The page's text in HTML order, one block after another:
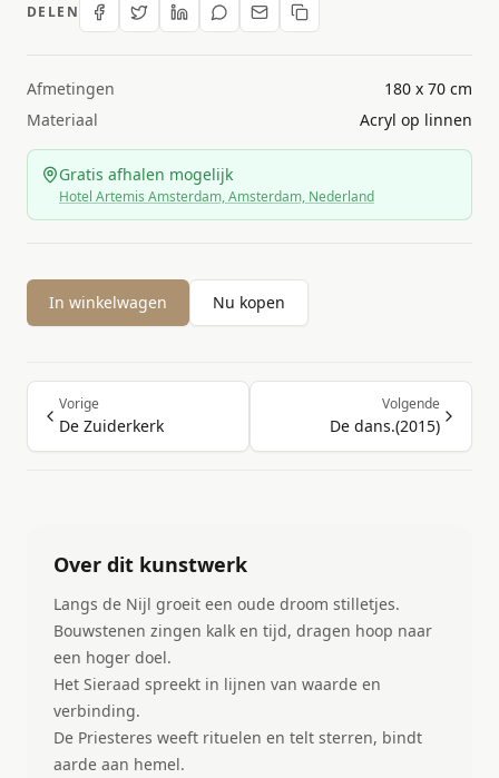
DELEN
Afmetingen
180 x 70 cm
Materiaal
Acryl op linnen
Gratis afhalen mogelijk
Hotel Artemis Amsterdam, Amsterdam, Nederland
In winkelwagen Nu kopen
Vorige
De Zuiderkerk
Volgende
De dans.(2015)
Over dit kunstwerk
Langs de Nijl groeit een oude droom stilletjes.
Bouwstenen zingen kalk en tijd, dragen hoop naar
een hoger doel.
Het Sieraad spreekt in lijnen van waarde en
verbinding.
De Priesteres weeft rituelen en telt sterren, bindt
aarde aan hemel.